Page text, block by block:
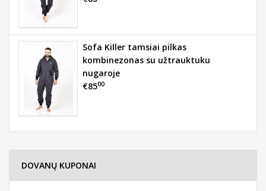
Sofa Killer tamsiai pilkas
kombinezonas su užtrauktuku
nugaroje
€8500
DOVANŲ KUPONAI